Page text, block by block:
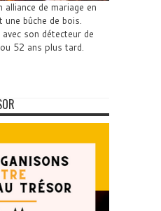
de mariage en
bûche de bois.
son détecteur de
52 ans plus tard.